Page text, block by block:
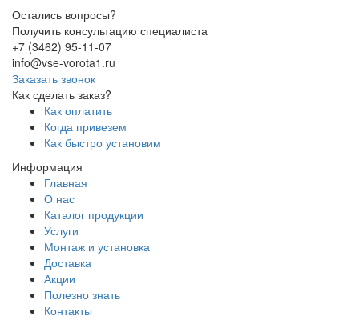
Остались вопросы?
Получить консультацию специалиста
+7 (3462) 95-11-07
info@vse-vorota1.ru
Заказать звонок
Как сделать заказ?
Как оплатить
Когда привезем
Как быстро установим
Информация
Главная
О нас
Каталог продукции
Услуги
Монтаж и установка
Доставка
Акции
Полезно знать
Контакты